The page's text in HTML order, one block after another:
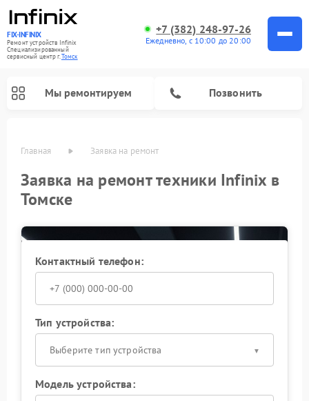
FIX-INFINIX
Ремонт устройств Infinix
Специализированный
cервисный центр г.Томск
+7 (382) 248-97-26
Ежедневно, с 10:00 до 20:00
Мы ремонтируем Позвонить
Главная Заявка на ремонт
Заявка на ремонт техники Infinix в
Томске
Контактный телефон:
Тип устройства:
Выберите тип устройства
Модель устройства: